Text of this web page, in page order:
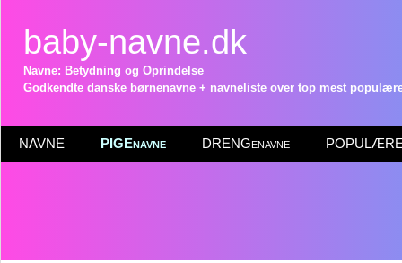
baby-navne.dk
Navne: Betydning og Oprindelse
Godkendte danske børnenavne + navneliste over top mest
NAVNE PIGEnavne DRENGenavne POPULÆRE